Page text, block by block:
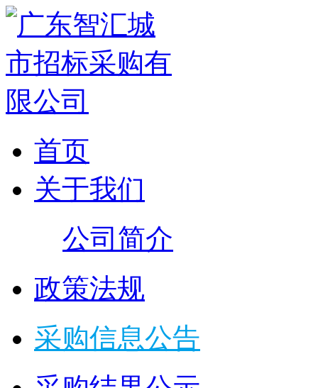
首页
关于我们
公司简介
政策法规
采购信息公告